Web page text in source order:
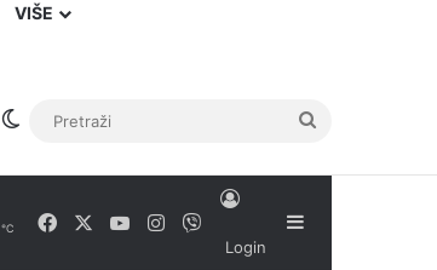
VIŠE
Switch skin
℃ FacebookYouTubeInstagram
Viber
Login
Sidebar